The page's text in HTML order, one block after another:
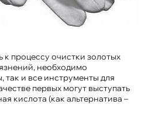
к процессу очистки золотых
необходимо
так и все инструменты для
первых могут выступать
кислота (как альтернатива –